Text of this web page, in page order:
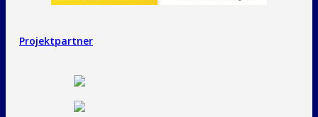
Projektpartner